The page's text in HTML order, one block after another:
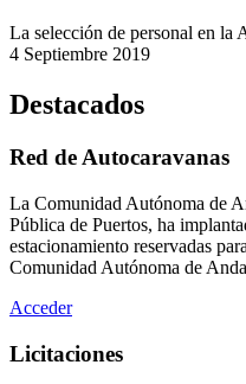
La selección de personal en la
4 Septiembre 2019
Destacados
Red de Autocaravanas
La Comunidad Autónoma de
Pública de Puertos, ha
estacionamiento reservadas
Comunidad Autónoma de
Acceder
Licitaciones